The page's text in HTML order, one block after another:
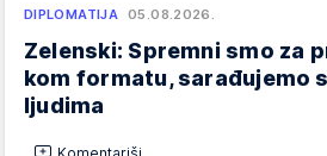
DIPLOMATIJA 05.08.2026.
Zelenski: Spremni smo za
kom formatu, sarađujemo
ljudima